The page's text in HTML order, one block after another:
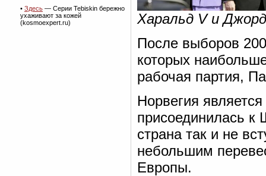
• Здесь — Серии Tebiskin бережно
ухаживают за кожей
(kosmoexpert.ru)
Харальд V и
После выборов
которых
рабочая партия,
Норвегия
присоединилась к
страна так и не
небольшим
Европы.